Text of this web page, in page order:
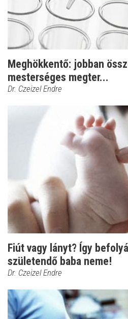
Meghökkentő: jobban
mesterséges megter...
Dr. Czeizel Endre
Fiút vagy lányt? Így
születendő baba neme!
Dr. Czeizel Endre